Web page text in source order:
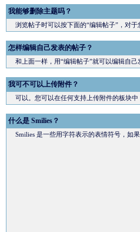
我能够删除主题吗？
浏览帖子时可以按下面的“编辑帖子”，对于
怎样编辑自己发表的帖子？
和上面一样，用“编辑帖子”就可以编辑自
我可不可以上传附件？
可以。您可以在任何支持上传附件的板块中
什么是 Smilies？
Smilies 是一些用字符表示的表情符号，如